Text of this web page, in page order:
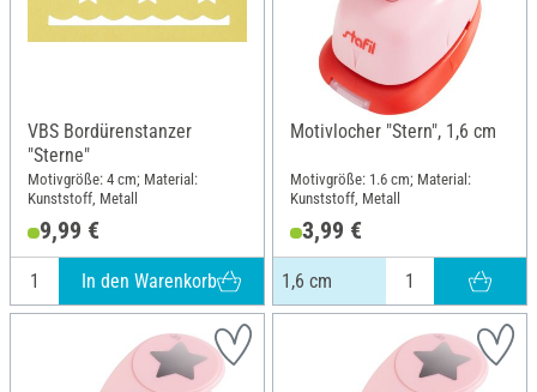
VBS Bordürenstanzer
"Sterne"
Motivgröße: 4 cm; Material:
Kunststoff, Metall
9,99 €
In den Warenkorb
Motivlocher "Stern", 1,6 cm
Motivgröße: 1.6 cm; Material:
Kunststoff, Metall
3,99 €
1,6 cm